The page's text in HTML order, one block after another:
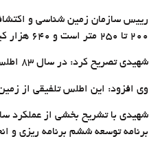
۲۰۰ تا ۲۵۰ متر است و ۶۴۰ هزار کیلومتر خطی برداشت هوایی داشته ایم.
شهیدی تصریح کرد: در سال ۸۳ اطلس ملی نقشه های موضوعی زمین شناسی توسط سازمان منتشر و پتانسیل ۱۴ ماده معدنی بررسی شده است.
وی افزود: این اطلس تلفیقی از زمین شناسی،
برنامه توسعه ششم برنامه ریزی و